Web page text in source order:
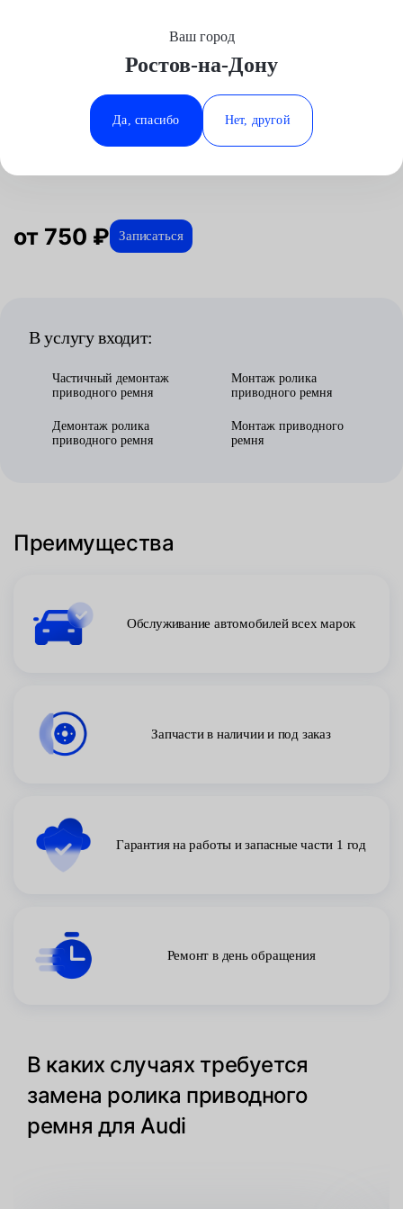
Минеральные Воды
Ростов-на-Дону
Ставрополь
Ваш город
Ростов-на-Дону
Да, спасибо Нет, другой
Отзывы Автосервис
Замена ролика приводного ремня
для Audi в Ростове-на-Дону
от 750 ₽ Записаться
В услугу входит:
Частичный демонтаж
приводного ремня
Демонтаж ролика
приводного ремня
Монтаж ролика
приводного ремня
Монтаж приводного
ремня
Преимущества
Обслуживание автомобилей всех марок
Запчасти в наличии и под заказ
Гарантия на работы и запасные части 1 год
Ремонт в день обращения
В каких случаях требуется
замена ролика приводного
ремня для Audi